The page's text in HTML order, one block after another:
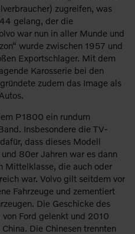
zugreifen, was
gelang, der die
war nun in aller Munde und
wurde zwischen 1957 und
Exportschlager. Mit dem
Karosserie bei den
zudem das Image als
P1800 ein rundum
Insbesondere die TV-
dass dieses Modell
80er Jahren war es dann
Mittelklasse, die auch oder
war. Volvo gilt seitdem vor
Fahrzeuge und zementiert
Die Geschicke des
Ford gelenkt und 2010
Die Chinesen trennten